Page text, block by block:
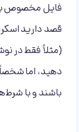
فایل مخصوص
قصد دارید
(مثلاً فقط در
دهید، اما
باشند و با